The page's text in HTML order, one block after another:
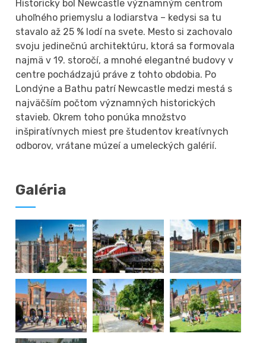
Historicky bol Newcastle významným centrom
uhoľného priemyslu a lodiarstva – kedysi sa tu
stavalo až 25 % lodí na svete. Mesto si zachovalo
svoju jedinečnú architektúru, ktorá sa formovala
najmä v 19. storočí, a mnohé elegantné budovy v
centre pochádzajú práve z tohto obdobia. Po
Londýne a Bathu patrí Newcastle medzi mestá s
najväčším počtom významných historických
stavieb. Okrem toho ponúka množstvo
inšpiratívnych miest pre študentov kreatívnych
odborov, vrátane múzeí a umeleckých galérií.
Galéria